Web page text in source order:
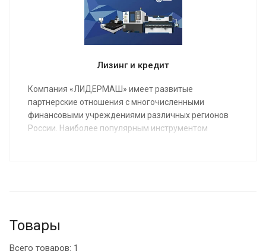
Лизинг и кредит
Компания «ЛИДЕРМАШ» имеет развитые
партнерские отношения с многочисленными
финансовыми учреждениями различных регионов
России. Наиболее популярным инструментом
Товары
Всего товаров: 1